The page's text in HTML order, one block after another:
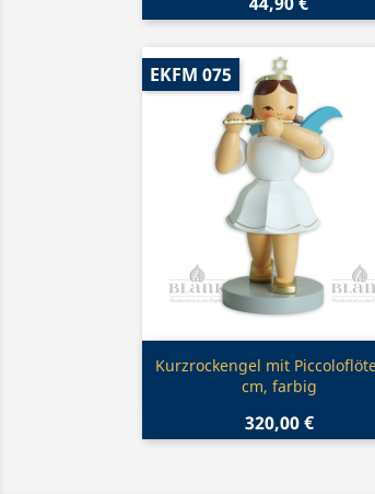
Vorschau
Kurzrockengel mit
cm, farbig
320,00 €
EKFM 075